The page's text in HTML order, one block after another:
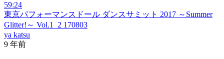
59:24
東京パフォーマンスドール ダンスサミット 2017 ～Summer
Glitter!～ Vol.1_2 170803
ya katsu
9 年前